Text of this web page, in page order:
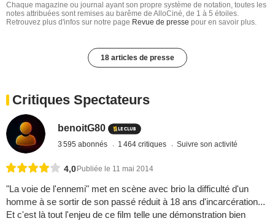
Chaque magazine ou journal ayant son propre système de notation, toutes les
notes attribuées sont remises au barême de AlloCiné, de 1 à 5 étoiles.
Retrouvez plus d'infos sur notre page Revue de presse pour en savoir plus.
18 articles de presse
Critiques Spectateurs
benoitG80
3 595 abonnés 1 464 critiques Suivre son activité
4,0 Publiée le 11 mai 2014
"La voie de l'ennemi" met en scène avec brio la difficulté d'un
homme à se sortir de son passé réduit à 18 ans d'incarcération...
Et c'est là tout l'enjeu de ce film telle une démonstration bien